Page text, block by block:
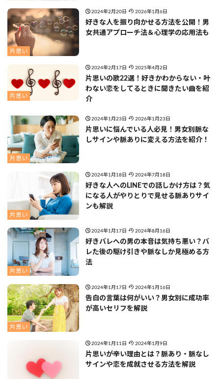
片思い
2024年2月20日 2026年1月6日
好きな人を振り向かせる方法を公開！男
女共通アプローチ法＆心理学の応用法も
片思い
2024年2月17日 2025年4月2日
片思いの歌22選！好きかわからない・叶
わない恋をしてるときに聞きたい曲を紹
介
片思い
2024年1月23日 2026年1月23日
片思いに悩んでいる人必見！男女別脈な
しサインや脈ありに変える方法を紹介！
片思い
2024年1月18日 2024年7月18日
好きな人へのLINEでの話しかけ方は？気
になる人がやりとりで見せる脈ありサイ
ンも解説
片思い
2024年1月17日 2024年8月16日
好きバレへの男の本音は気持ち悪い？バ
レた後の駆け引きや脈なしか見極める方
法
片思い
2024年1月17日 2024年1月16日
告白の言葉は何がいい？男女別に成功率
が高いセリフを解説
2024年1月11日 2024年1月9日
片思いが辛い理由とは？脈あり・脈なし
サインや恋を成就させる方法を解説